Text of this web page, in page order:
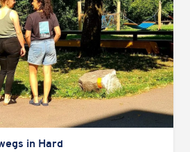
in Hard